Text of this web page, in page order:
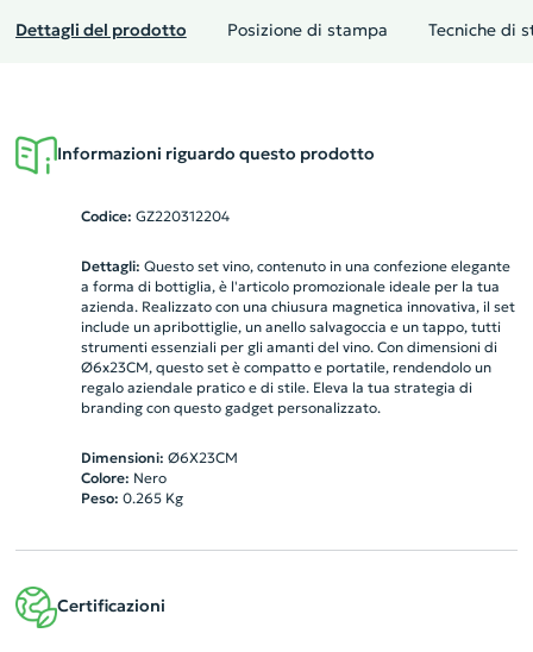
Dettagli del prodotto Posizione di stampa Tecniche di
Informazioni riguardo questo prodotto
Codice: GZ220312204
Dettagli: Questo set vino, contenuto in una confezione elegante
a forma di bottiglia, è l'articolo promozionale ideale per la tua
azienda. Realizzato con una chiusura magnetica innovativa, il set
include un apribottiglie, un anello salvagoccia e un tappo, tutti
strumenti essenziali per gli amanti del vino. Con dimensioni di
Ø6x23CM, questo set è compatto e portatile, rendendolo un
regalo aziendale pratico e di stile. Eleva la tua strategia di
branding con questo gadget personalizzato.
Dimensioni: Ø6X23CM
Colore: Nero
Peso: 0.265Kg
Certificazioni